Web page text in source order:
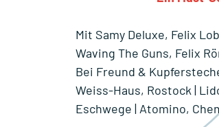
Mit Samy Deluxe, Felix
Waving The Guns, Felix
Bei Freund &
Weiss-Haus, Rostock |
Eschwege | Atomino,